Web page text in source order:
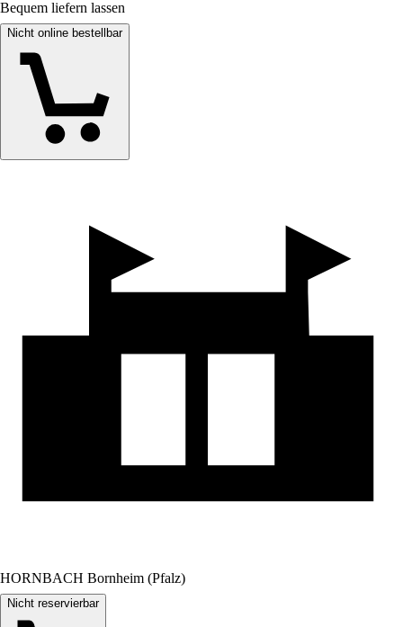
Bequem liefern lassen
Nicht online bestellbar
HORNBACH Bornheim (Pfalz)
Nicht reservierbar